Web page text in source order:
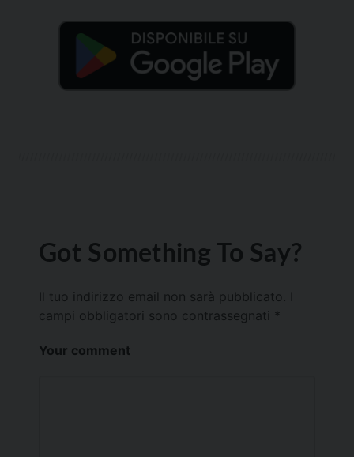
Got Something To Say?
Il tuo indirizzo email non sarà pubblicato.
campi obbligatori sono contrassegnati *
Your comment